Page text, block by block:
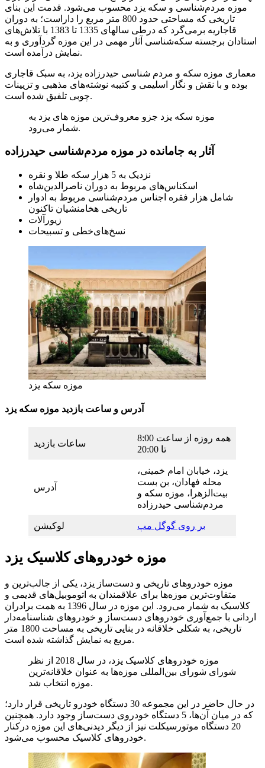
موزه مردم‌شناسی و سکه یزد محسوب می‌شود. قدمت این بنای
تاریخی که مساحتی حدود 800 متر مربع را داراست؛ به دوران
قاجاریه برمی‌گرد که درطی سالهای 1335 تا 1383 با تلاش‌های
استادان برجسته سکه‌شناسی آثار مهمی در این موزه گردآوری و به
نمایش درآمده است.
معماری موزه سکه و مردم شناسی حیدرزاده یزد، به سبک قاجاری
بوده و با نقش و نگار اسلیمی و کتیبه نوشته‌های مذهبی و تزیینات
چوبی تلفیق شده است.
موزه سکه یزد جزو معروف‌ترین موزه های یزد به
شمار می‌رود.
آثار به جامانده در موزه مردم‌شناسی حیدرزاده
نزدیک به 5 هزار سکه طلا و نقره
اسکناس‌های مربوط به دوران ناصرالدین‌شاه
شامل هزار فقره اجناس مردم‌شناسی مربوط به ادوار
تاریخی هخامنشیان تاکنون
زیورآلات
نسخ‌های‌خطی و تسبیحات
موزه سکه یزد
آدرس و ساعت بازدید موزه سکه یزد
ساعات بازدید
همه روزه از ساعت 8:00
تا 20:00
آدرس
یزد، خیابان امام خمینی،
محله فهادان، بن بست
بیت‌الزهرا، موزه سکه و
مردم‌شناسی حیدرزاده
لوکیشن بر روی گوگل مپ
موزه خودروهای کلاسیک یزد
موزه خودروهای تاریخی و دست‌ساز یزد، یکی از جالب‌ترین و
متفاوت‌ترین موزه‌ها برای علاقمندان به اتوموبیل‌های قدیمی و
کلاسیک به شمار می‌رود. این موزه در سال 1396 به همت برادران
اردانی با جمع‌آوری خودروهای دست‌ساز و خودروهای شناسنامه‌دار
تاریخی، به شکلی خلاقانه در بنایی تاریخی به مساحت 1800 متر
مربع به نمایش گذاشته شده است.
موزه خودروهای کلاسیک یزد، در سال 2018 از نظر
شورای شورای بین‌المللی موزه‌ها به عنوان خلاقانه‌ترین
موزه انتخاب شد.
در حال حاضر در این مجموعه 30 دستگاه خودرو تاریخی قرار دارد؛
که در میان آن‌ها، 5 دستگاه خودروی دست‌ساز وجود دارد. همچنین
20 دستگاه موتورسیکلت نیز از دیگر دیدنی‌های این موزه درکنار
خودروهای کلاسیک محسوب می‌شود.